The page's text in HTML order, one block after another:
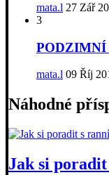
mata.l 27 Zář
3
mata.l 09 Říj
Náhodné
Jak si